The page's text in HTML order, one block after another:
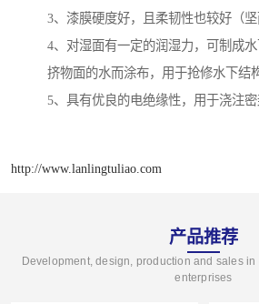
3、漆膜硬度好，且柔韧性也较好（坚
4、对湿面有一定的润湿力，可制成
挤物面的水而涂布，用于抢修水下结
5、具有优良的电绝缘性，用于浇注密
http://www.lanlingtuliao.com
产品推荐
Development, design, production and sales
enterprises